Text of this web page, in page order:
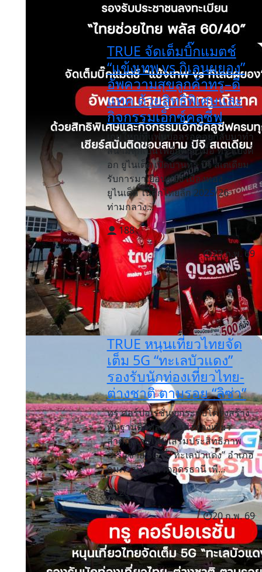
TRUE จัดเต็มบิ๊กแมตช์
“แข้งเทพ vs กิเลนผยอง”
อัพความสุขลูกค้าทรู–ดี
แทค ด้วยสิทธิพิเศษและ
กิจกรรมเอ็กซ์คลูซีฟ
เกมใหญ่ที่แฟนบอลรอคอยกลับมาทำ
สนามลุกเป็นไฟอีกครั้ง เมื่อ ทรู แบงค็
อก ยูไนเต็ด เปิดบ้านทรู บีจี สเตเดียม
รับการมาเยือนของ เมืองทอง
ยูไนเต็ด ในศึกไทยลีก 2025/26
ท่ามกลาง...
188
23 ก.พ. 69
TRUE หนุนเที่ยวไทยจัด
เต็ม 5G “ทะเลบัวแดง”
รองรับนักท่องเที่ยวไทย-
ต่างชาติ ตามรอย “ลิซ่า”
ทรู คอร์ปอเรชั่น ยกระดับโครงสร้าง
พื้นฐานดิจิทัลในแหล่งท่องเที่ยว
สำคัญของไทย เสริมประสิทธิภาพ
เครือข่าย 5G ที่ “ทะเลบัวแดง” อำเภอ
กุมภวาปี จังหวัดอุดรธานี เพื...
205
20 ก.พ. 69